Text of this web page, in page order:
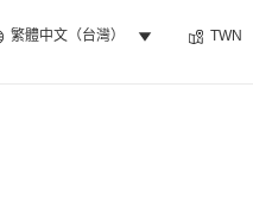
繁體中文（台灣） TWN